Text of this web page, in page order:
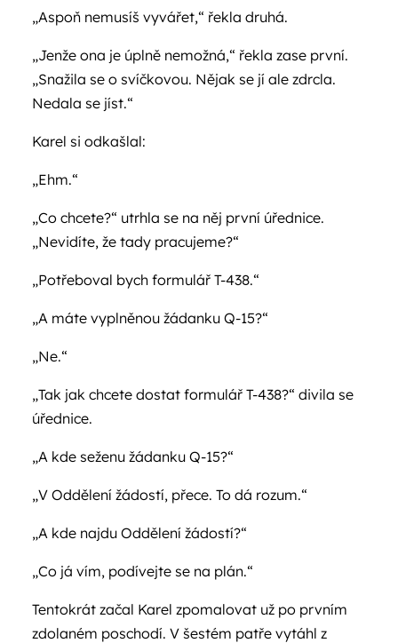
„Aspoň nemusíš vyvářet,“ řekla druhá.
„Jenže ona je úplně nemožná,“ řekla zase první.
„Snažila se o svíčkovou. Nějak se jí ale zdrcla.
Nedala se jíst.“
Karel si odkašlal:
„Ehm.“
„Co chcete?“ utrhla se na něj první úřednice.
„Nevidíte, že tady pracujeme?“
„Potřeboval bych formulář T-438.“
„A máte vyplněnou žádanku Q-15?“
„Ne.“
„Tak jak chcete dostat formulář T-438?“ divila se
úřednice.
„A kde seženu žádanku Q-15?“
„V Oddělení žádostí, přece. To dá rozum.“
„A kde najdu Oddělení žádostí?“
„Co já vím, podívejte se na plán.“
Tentokrát začal Karel zpomalovat už po prvním
zdolaném poschodí. V šestém patře vytáhl z